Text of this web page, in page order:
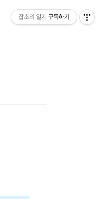
잡초의 일지 구독하기